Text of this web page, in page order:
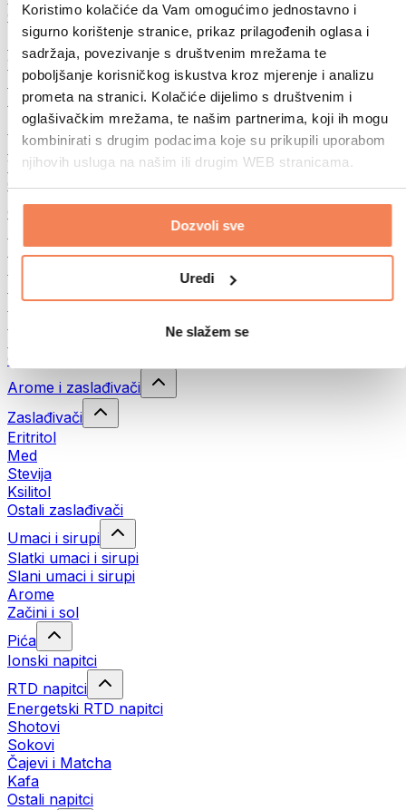
Koristimo kolačiće da Vam omogućimo jednostavno i
sigurno korištenje stranice, prikaz prilagođenih oglasa i
sadržaja, povezivanje s društvenim mrežama te
poboljšanje korisničkog iskustva kroz mjerenje i analizu
prometa na stranici. Kolačiće dijelimo s društvenim i
oglašivačkim mrežama, te našim partnerima, koji ih mogu
kombinirati s drugim podacima koje su prikupili uporabom
njihovih usluga na našim ili drugim WEB stranicama.
Dozvoli sve
Uredi
Ne slažem se
Ostalo
Maslac od oraha
100% namazi iz orašastih plodova
Slatki namazi od orašastih plodova
Proteinski namazi od orašastih plodova
Superfood
Zelena superhrana
Vlakna
Ostala superhrana
Grickalice
Suho meso
Proteinski čips
Ostali snackovi
Arome i zaslađivači
Zaslađivači
Eritritol
Med
Stevija
Ksilitol
Ostali zaslađivači
Umaci i sirupi
Slatki umaci i sirupi
Slani umaci i sirupi
Arome
Začini i sol
Pića
Ionski napitci
RTD napitci
Energetski RTD napitci
Shotovi
Sokovi
Čajevi i Matcha
Kafa
Ostali napitci